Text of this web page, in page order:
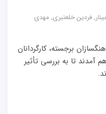
,فردین خلعتبری, مهدی
برجسته، کارگردانان
آمدند تا به بررسی تأثیر